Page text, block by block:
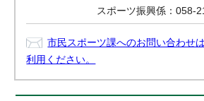
スポーツ振興係：058-
市民スポーツ課へのお問い合わせ
利用ください。